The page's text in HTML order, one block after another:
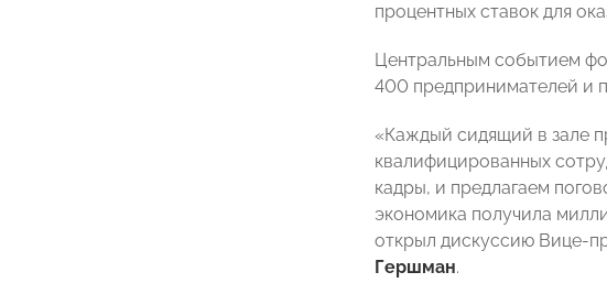
процентных ставок для
Центральным событием
400 предпринимателей и
«Каждый сидящий в зале
квалифицированных
кадры, и предлагаем
экономика получила
открыл дискуссию Вице-
Гершман.